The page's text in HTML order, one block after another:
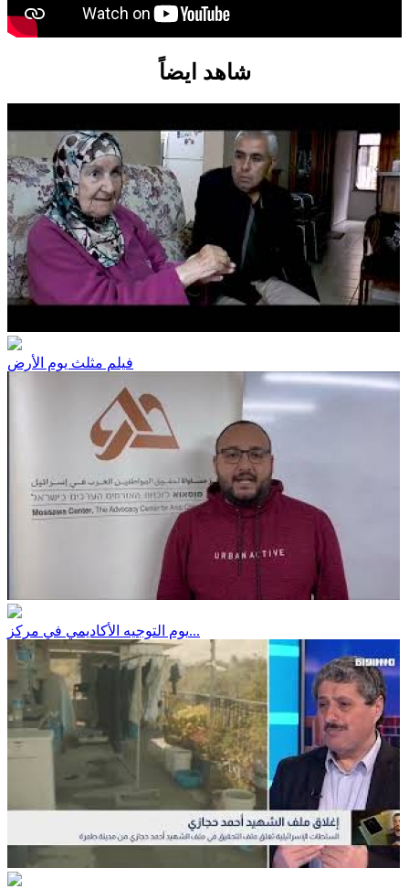
شاهد ايضاً
فيلم مثلث يوم الأرض
يوم التوجيه الأكاديمي في مركز...